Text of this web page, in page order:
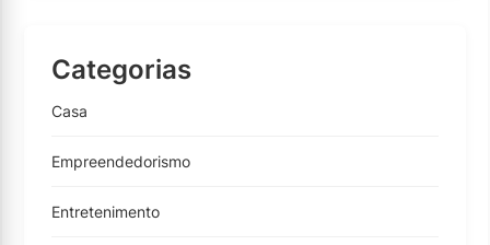
Categorias
Casa
Empreendedorismo
Entretenimento